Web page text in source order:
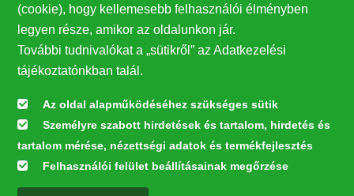
Hírlevél feliratkozás
Értesüljön elsőként legfrissebb híreinkről, eseményeinkről!
Feliratkozás
(cookie), hogy kellemesebb felhasználói élményben
legyen része, amikor az oldalunkon jár.
További tudnivalókat a „sütikről” az Adatkezelési
tájékoztatónkban talál.
Az oldal alapműködéséhez szükséges sütik
Személyre szabott hirdetések és tartalom, hirdetés és
tartalom mérése, nézettségi adatok és termékfejlesztés
Felhasználói felület beállításainak megőrzése